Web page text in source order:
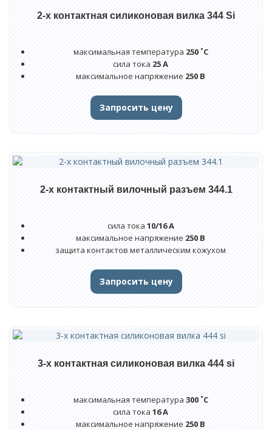
Патронные нагреватели ТЭНП
Алюминиевые нагреватели
Плоские, П и Г-образные нагреватели
Сопловые нагреватели
Спиральные нагреватели (витковые)
Трубчатые электронагреватели ТЭН/ТЭНБ
Нагреватели для экструдеров
Датчики измерения температуры
Комплектующие
Вилки и вилочные разъемы
Кембрики термостойкие
Термостойкие клеммные колодки
Термостойкие провода
Нагреватели гибкие
Нагреватели гибкие взрывозащищенные
2-х контактная силиконовая вилка 344 Si
максимальная температура250 ˚C
сила тока25 А
максимальное напряжение250 В
Запросить цену
2-х контактный вилочный разъем 344.1
сила тока10/16 А
максимальное напряжение250 В
защита контактов металлическим кожухом
Запросить цену
3-х контактная силиконовая вилка 444 si
максимальная температура300 ˚С
сила тока16 А
максимальное напряжение250 В